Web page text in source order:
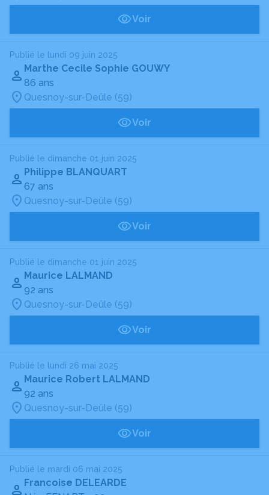
Voir
Publié le lundi 09 juin 2025
Marthe Cecile Sophie GOUWY
86 ans
Quesnoy-sur-Deûle (59)
Voir
Publié le dimanche 01 juin 2025
Philippe BLANQUART
67 ans
Quesnoy-sur-Deûle (59)
Voir
Publié le dimanche 01 juin 2025
Maurice LALMAND
92 ans
Quesnoy-sur-Deûle (59)
Voir
Publié le lundi 26 mai 2025
Maurice Robert LALMAND
92 ans
Quesnoy-sur-Deûle (59)
Voir
Publié le mardi 06 mai 2025
Francoise DELEARDE